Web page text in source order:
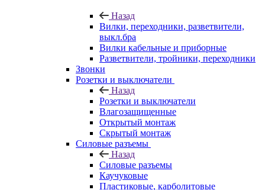
Назад
Вилки, переходники, разветвители,
выкл.бра
Вилки кабельные и приборные
Разветвители, тройники, переходники
Звонки
Розетки и выключатели
Назад
Розетки и выключатели
Влагозащищенные
Открытый монтаж
Скрытый монтаж
Силовые разъемы
Назад
Силовые разъемы
Каучуковые
Пластиковые, карболитовые